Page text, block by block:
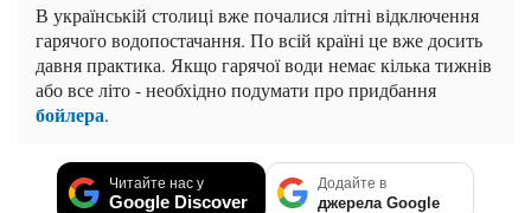
В українській столиці вже почалися літні відключення
гарячого водопостачання. По всій країні це вже досить
давня практика. Якщо гарячої води немає кілька тижнів
або все літо - необхідно подумати про придбання
бойлера.
Читайте нас у
Google Discover
Додайте в
джерела Google